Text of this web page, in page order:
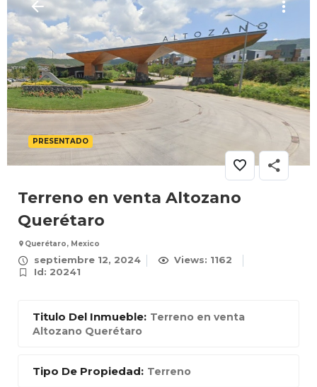
PRESENTADO
Terreno en venta Altozano
Querétaro
Querétaro, Mexico
septiembre 12, 2024
Views: 1162
Id: 20241
Titulo Del Inmueble: Terreno en venta
Altozano Querétaro
Tipo De Propiedad: Terreno